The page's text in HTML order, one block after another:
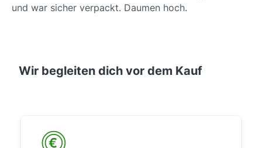
und war sicher verpackt. Daumen hoch.
Wir begleiten dich vor dem Kauf